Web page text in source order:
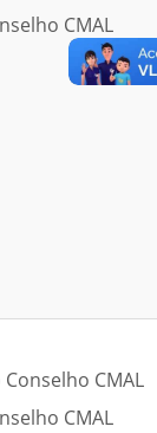
CMAL
CMAL
CMAL